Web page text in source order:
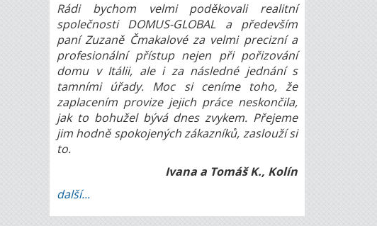
Rádi bychom velmi poděkovali realitní
společnosti DOMUS-GLOBAL a především
paní Zuzaně Čmakalové za velmi precizní a
profesionální přístup nejen při pořizování
domu v Itálii, ale i za následné jednání s
tamními úřady. Moc si ceníme toho, že
zaplacením provize jejich práce neskončila,
jak to bohužel bývá dnes zvykem. Přejeme
jim hodně spokojených zákazníků, zaslouží si
to.
Ivana a Tomáš K., Kolín
další...